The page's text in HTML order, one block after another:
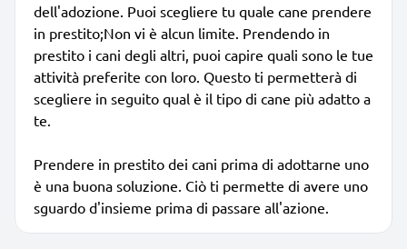
dell'adozione. Puoi scegliere tu quale cane prendere
in prestito;Non vi è alcun limite. Prendendo in
prestito i cani degli altri, puoi capire quali sono le tue
attività preferite con loro. Questo ti permetterà di
scegliere in seguito qual è il tipo di cane più adatto a
te.
Prendere in prestito dei cani prima di adottarne uno
è una buona soluzione. Ciò ti permette di avere uno
sguardo d'insieme prima di passare all'azione.